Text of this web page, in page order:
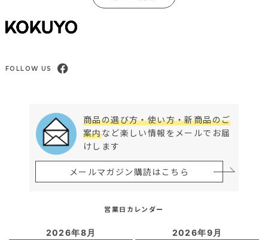
FOLLOW US
商品の選び方・使い方・新商品のご
案内など楽しい情報をメールでお届
けします
メールマガジン購読はこちら
営業日カレンダー
2026年8月 2026年9月